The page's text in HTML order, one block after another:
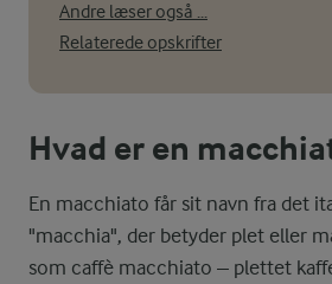
Andre læser også ...
Relaterede opskrifter
Hvad er en
En macchiato får sit navn fra det
"macchia", der betyder plet eller
som caffè macchiato – plettet